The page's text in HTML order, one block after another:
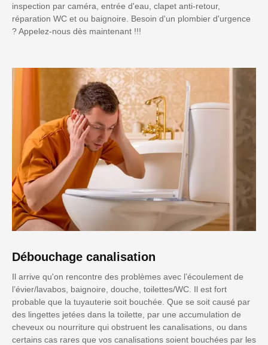
inspection par caméra, entrée d'eau, clapet anti-retour,
réparation WC et ou baignoire. Besoin d'un plombier d'urgence
? Appelez-nous dès maintenant !!!
Débouchage canalisation
Il arrive qu'on rencontre des problèmes avec l’écoulement de
l’évier/lavabos, baignoire, douche, toilettes/WC. Il est fort
probable que la tuyauterie soit bouchée. Que se soit causé par
des lingettes jetées dans la toilette, par une accumulation de
cheveux ou nourriture qui obstruent les canalisations, ou dans
certains cas rares que vos canalisations soient bouchées par les